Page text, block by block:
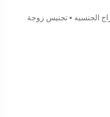
الجنسيه ▪️ تجنيس زوجة